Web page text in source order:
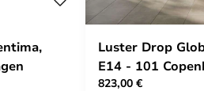
Luster Drop
E14 - 101
823,00 €